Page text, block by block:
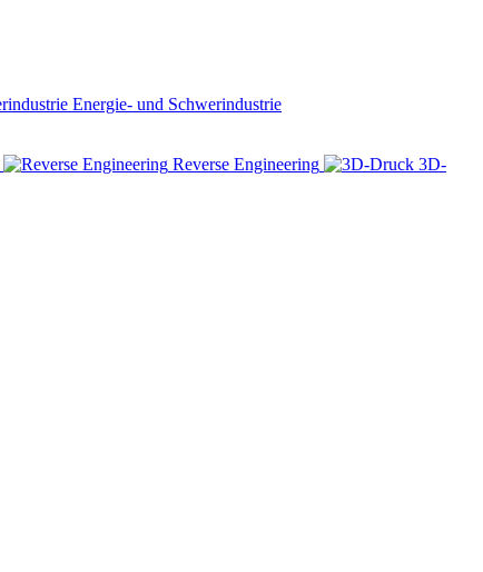
Energie- und Schwerindustrie
Reverse Engineering
3D-